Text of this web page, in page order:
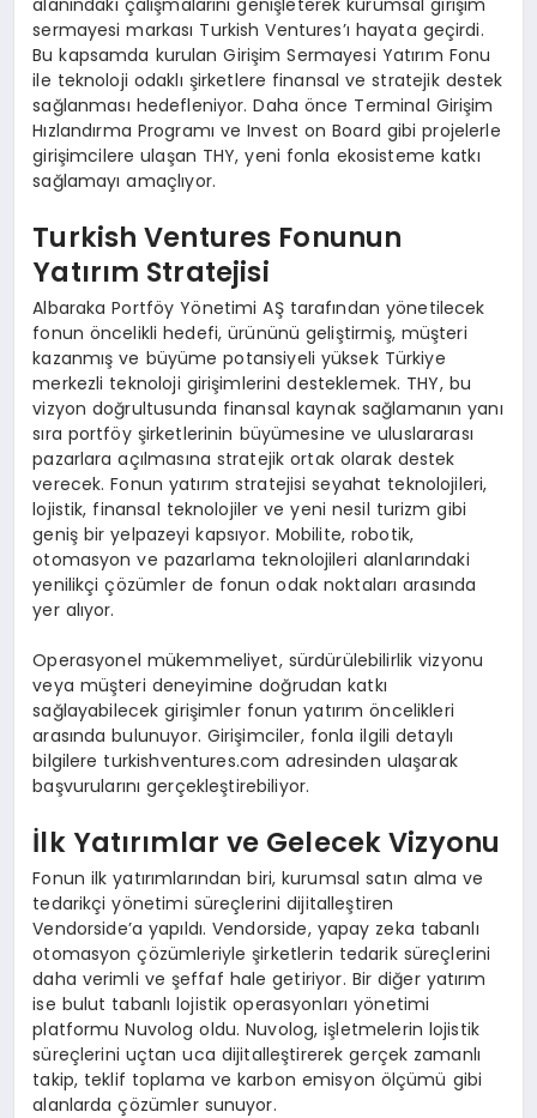
sermayesi markası Turkish Ventures’ı hayata geçirdi.
Bu kapsamda kurulan Girişim Sermayesi Yatırım Fonu
ile teknoloji odaklı şirketlere finansal ve stratejik destek
sağlanması hedefleniyor. Daha önce Terminal Girişim
Hızlandırma Programı ve Invest on Board gibi projelerle
girişimcilere ulaşan THY, yeni fonla ekosisteme katkı
sağlamayı amaçlıyor.
Turkish Ventures Fonunun
Yatırım Stratejisi
Albaraka Portföy Yönetimi AŞ tarafından yönetilecek
fonun öncelikli hedefi, ürününü geliştirmiş, müşteri
kazanmış ve büyüme potansiyeli yüksek Türkiye
merkezli teknoloji girişimlerini desteklemek. THY, bu
vizyon doğrultusunda finansal kaynak sağlamanın yanı
sıra portföy şirketlerinin büyümesine ve uluslararası
pazarlara açılmasına stratejik ortak olarak destek
verecek. Fonun yatırım stratejisi seyahat teknolojileri,
lojistik, finansal teknolojiler ve yeni nesil turizm gibi
geniş bir yelpazeyi kapsıyor. Mobilite, robotik,
otomasyon ve pazarlama teknolojileri alanlarındaki
yenilikçi çözümler de fonun odak noktaları arasında
yer alıyor.
Operasyonel mükemmeliyet, sürdürülebilirlik vizyonu
veya müşteri deneyimine doğrudan katkı
sağlayabilecek girişimler fonun yatırım öncelikleri
arasında bulunuyor. Girişimciler, fonla ilgili detaylı
bilgilere turkishventures.com adresinden ulaşarak
başvurularını gerçekleştirebiliyor.
İlk Yatırımlar ve Gelecek Vizyonu
Fonun ilk yatırımlarından biri, kurumsal satın alma ve
tedarikçi yönetimi süreçlerini dijitalleştiren
Vendorside’a yapıldı. Vendorside, yapay zeka tabanlı
otomasyon çözümleriyle şirketlerin tedarik süreçlerini
daha verimli ve şeffaf hale getiriyor. Bir diğer yatırım
ise bulut tabanlı lojistik operasyonları yönetimi
platformu Nuvolog oldu. Nuvolog, işletmelerin lojistik
süreçlerini uçtan uca dijitalleştirerek gerçek zamanlı
takip, teklif toplama ve karbon emisyon ölçümü gibi
alanlarda çözümler sunuyor.